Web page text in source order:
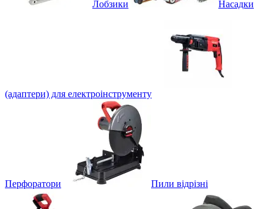
Лобзики Насадки
(адаптери) для електроінструменту
Перфоратори Пили відрізні